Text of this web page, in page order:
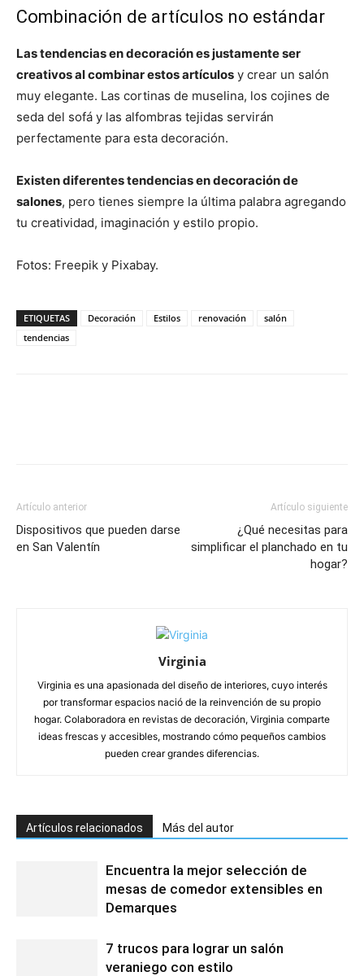
Combinación de artículos no estándar
Las tendencias en decoración es justamente ser
creativos al combinar estos artículos y crear un salón
muy elegante. Las cortinas de muselina, los cojines de
seda del sofá y las alfombras tejidas servirán
perfectamente para esta decoración.
Existen diferentes tendencias en decoración de
salones, pero tienes siempre la última palabra agregando
tu creatividad, imaginación y estilo propio.
Fotos: Freepik y Pixabay.
ETIQUETAS Decoración Estilos renovación
salón
tendencias
Artículo anterior
Dispositivos que pueden darse
en San Valentín
Artículo siguiente
¿Qué necesitas para
simplificar el planchado en tu
hogar?
Virginia
Virginia es una apasionada del diseño de interiores, cuyo interés
por transformar espacios nació de la reinvención de su propio
hogar. Colaboradora en revistas de decoración, Virginia comparte
ideas frescas y accesibles, mostrando cómo pequeños cambios
pueden crear grandes diferencias.
Artículos relacionados Más del autor
Encuentra la mejor selección de
mesas de comedor extensibles en
Demarques
7 trucos para lograr un salón
veraniego con estilo